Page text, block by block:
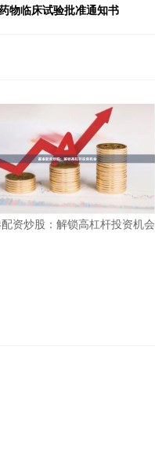
物临床试验批准通知书
资炒股：解锁高杠杆投资机会